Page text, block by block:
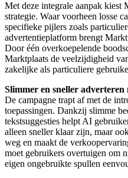
Met deze integrale aanpak kiest
strategie. Waar voorheen losse
specifieke pijlers zoals
advertentieplatform brengt
Door één overkoepelende
Marktplaats de veelzijdigheid
zakelijke als particuliere
Slimmer en sneller adverteren
De campagne trapt af met de
toepassingen. Dankzij slimme
tekstsuggesties helpt AI
alleen sneller klaar zijn, maar
weg en maakt de
moet gebruikers overtuigen om
eigen ongebruikte spullen